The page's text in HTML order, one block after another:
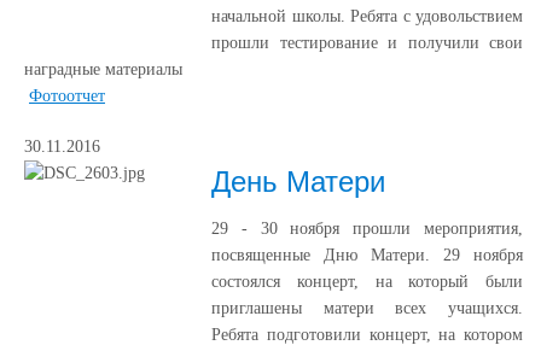
начальной школы. Ребята с удовольствием
прошли тестирование и получили свои
наградные материалы
Фотоотчет
30.11.2016
День Матери
29 - 30 ноября прошли мероприятия,
посвященные Дню Матери. 29 ноября
состоялся концерт, на который были
приглашены матери всех учащихся.
Ребята подготовили концерт, на котором